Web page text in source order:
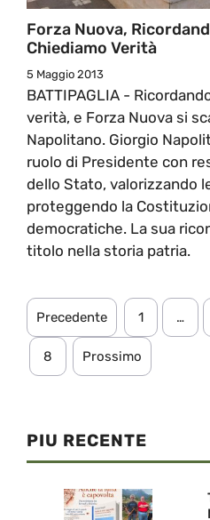
Forza Nuova,
Chiediamo Verità
5 Maggio 2013
BATTIPAGLIA -
verità, e Forza Nuova si
Napolitano. Giorgio
ruolo di Presidente con
dello Stato, valorizzando
proteggendo la
democratiche. La sua
titolo nella storia patria.
Precedente 1 …
8 Prossimo
PIU RECENTE